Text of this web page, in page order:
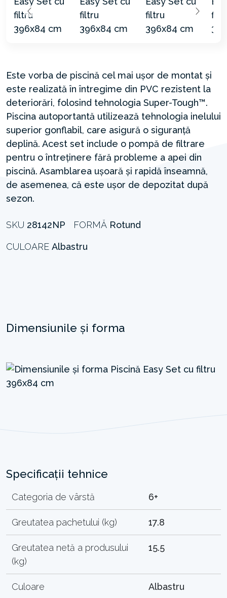
Este vorba de piscină cel mai ușor de montat și
este realizată în întregime din PVC rezistent la
deteriorări, folosind tehnologia Super-Tough™.
Piscina autoportantă utilizează tehnologia inelului
superior gonflabil, care asigură o siguranță
deplină. Acest set include o pompă de filtrare
pentru o întreținere fără probleme a apei din
piscină. Asamblarea ușoară și rapidă înseamnă,
de asemenea, că este ușor de depozitat după
sezon.
SKU 28142NP FORMĂ Rotund
CULOARE Albastru
Dimensiunile și forma
Specificații tehnice
Categoria de vârstă 6+
Greutatea pachetului (kg) 17.8
Greutatea netă a produsului
(kg)
15.5
Culoare Albastru